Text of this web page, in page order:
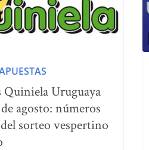
Quiniela Uruguaya
agosto: números
sorteo vespertino